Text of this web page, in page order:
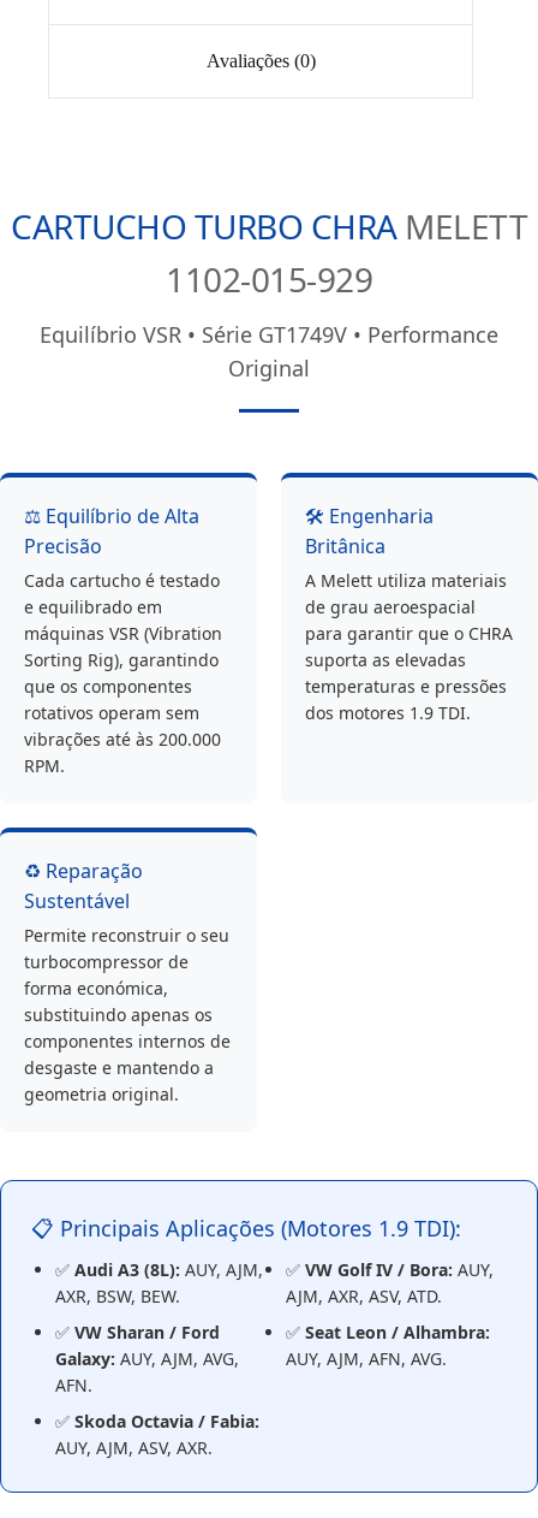
Avaliações (0)
CARTUCHO TURBO CHRA MELETT
1102-015-929
Equilíbrio VSR • Série GT1749V • Performance
Original
⚖️ Equilíbrio de Alta
Precisão
Cada cartucho é testado
e equilibrado em
máquinas VSR (Vibration
Sorting Rig), garantindo
que os componentes
rotativos operam sem
vibrações até às 200.000
RPM.
🛠️ Engenharia
Britânica
A Melett utiliza materiais
de grau aeroespacial
para garantir que o CHRA
suporta as elevadas
temperaturas e pressões
dos motores 1.9 TDI.
♻️ Reparação
Sustentável
Permite reconstruir o seu
turbocompressor de
forma económica,
substituindo apenas os
componentes internos de
desgaste e mantendo a
geometria original.
📋 Principais Aplicações (Motores 1.9 TDI):
✅ Audi A3 (8L): AUY, AJM,
AXR, BSW, BEW.
✅ VW Golf IV / Bora: AUY,
AJM, AXR, ASV, ATD.
✅ VW Sharan / Ford
Galaxy: AUY, AJM, AVG,
AFN.
✅ Seat Leon / Alhambra:
AUY, AJM, AFN, AVG.
✅ Skoda Octavia / Fabia:
AUY, AJM, ASV, AXR.